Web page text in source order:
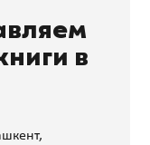
в